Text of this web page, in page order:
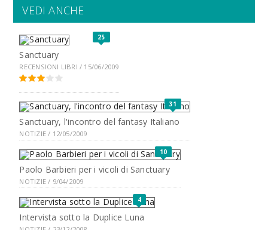
VEDI ANCHE
25
Sanctuary
RECENSIONI LIBRI / 15/06/2009
31
Sanctuary, l'incontro del fantasy Italiano
NOTIZIE / 12/05/2009
10
Paolo Barbieri per i vicoli di Sanctuary
NOTIZIE / 9/04/2009
4
Intervista sotto la Duplice Luna